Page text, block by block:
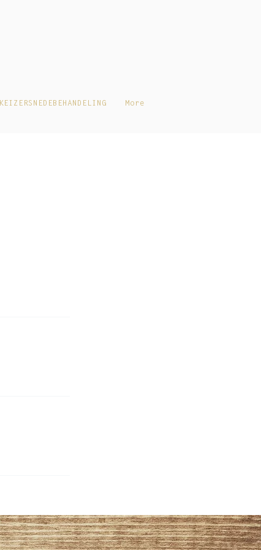
KEIZERSNEDEBEHANDELING More